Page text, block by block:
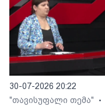
30-07-2026 20:22
"თავისუფალი თემა"
•